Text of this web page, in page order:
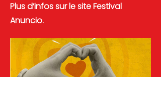
Plus d’infos sur le site Festival
Anuncio.